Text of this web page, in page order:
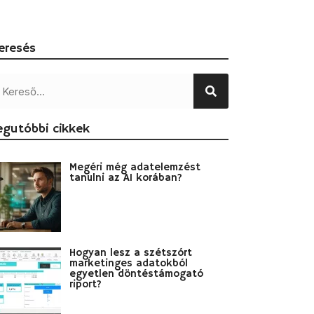
cikkek
Megéri még adatelemzést
tanulni az AI korában?
Hogyan lesz a szétszórt
marketinges adatokból
egyetlen döntéstámogató
riport?